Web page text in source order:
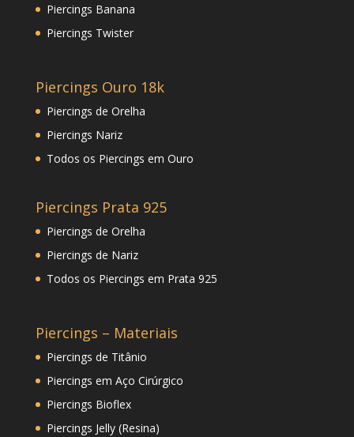
Piercings Banana
Piercings Twister
Piercings Ouro 18k
Piercings de Orelha
Piercings Nariz
Todos os Piercings em Ouro
Piercings Prata 925
Piercings de Orelha
Piercings de Nariz
Todos os Piercings em Prata 925
Piercings – Materiais
Piercings de Titânio
Piercings em Aço Cirúrgico
Piercings Bioflex
Piercings Jelly (Resina)